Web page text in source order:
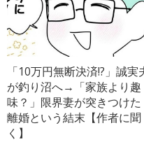
「10万円無断決済!?」誠実
が釣り沼へ→「家族より趣
味？」限界妻が突きつけた
離婚という結末【作者に聞
く】